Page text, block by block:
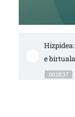
e birtuala
00:18:37